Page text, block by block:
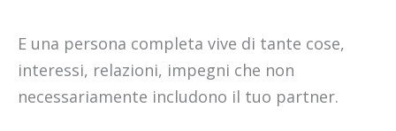
E una persona completa vive di tante cose,
interessi, relazioni, impegni che non
necessariamente includono il tuo partner.